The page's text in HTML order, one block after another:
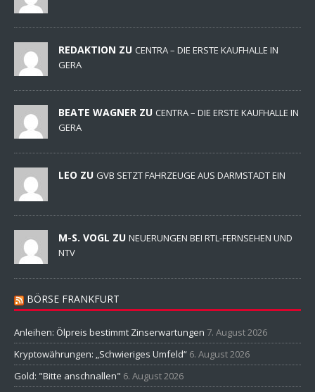
REDAKTION ZU CENTRA – DIE ERSTE KAUFHALLE IN
GERA
BEATE WAGNER ZU CENTRA – DIE ERSTE KAUFHALLE IN
GERA
LEO ZU GVB SETZT FAHRZEUGE AUS DARMSTADT EIN
M-S. VOGL ZU NEUERUNGEN BEI RTL-FERNSEHEN UND
NTV
BÖRSE FRANKFURT
Anleihen: Ölpreis bestimmt Zinserwartungen 7. August 2026
Kryptowährungen: „Schwieriges Umfeld“ 6. August 2026
Gold: "Bitte anschnallen" 6. August 2026